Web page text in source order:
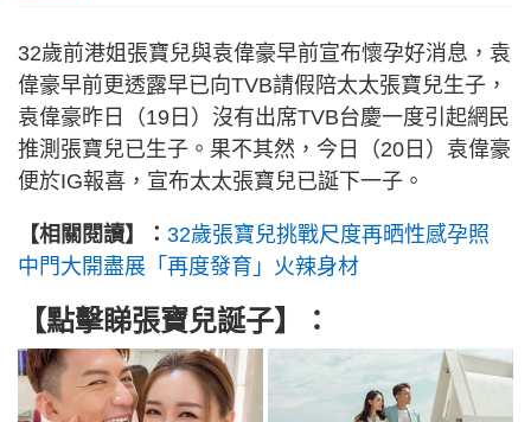
32歲前港姐張寶兒與袁偉豪早前宣布懷孕好消息，袁
偉豪早前更透露早已向TVB請假陪太太張寶兒生子，
袁偉豪昨日（19日）沒有出席TVB台慶一度引起網民
推測張寶兒已生子。果不其然，今日（20日）袁偉豪
便於IG報喜，宣布太太張寶兒已誕下一子。
【相關閱讀】： 32歲張寶兒挑戰尺度再晒性感孕照
中門大開盡展「再度發育」火辣身材
【點擊睇張寶兒誕子】：